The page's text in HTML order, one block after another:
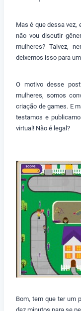
Mas é que dessa vez,
não vou discutir
mulheres? Talvez,
deixemos isso para
O motivo desse
mulheres, somos
criação de games. E
testamos e
virtual! Não é legal?
Bom, tem que ter um